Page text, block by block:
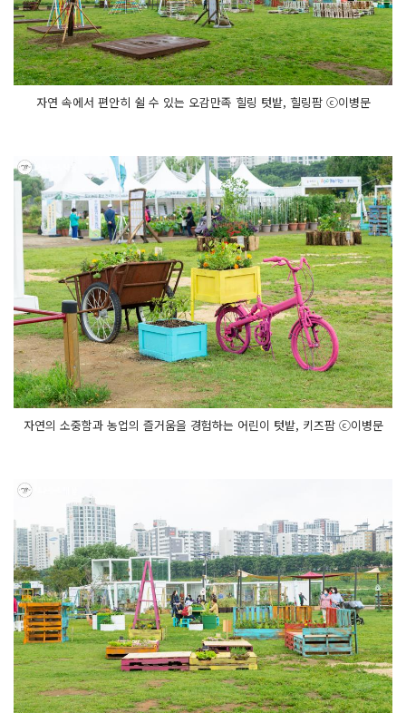
자연 속에서 편안히 쉴 수 있는 오감만족 힐링 텃밭, 힐링팜 ⓒ이병문
자연의 소중함과 농업의 즐거움을 경험하는 어린이 텃밭, 키즈팜 ⓒ이병문